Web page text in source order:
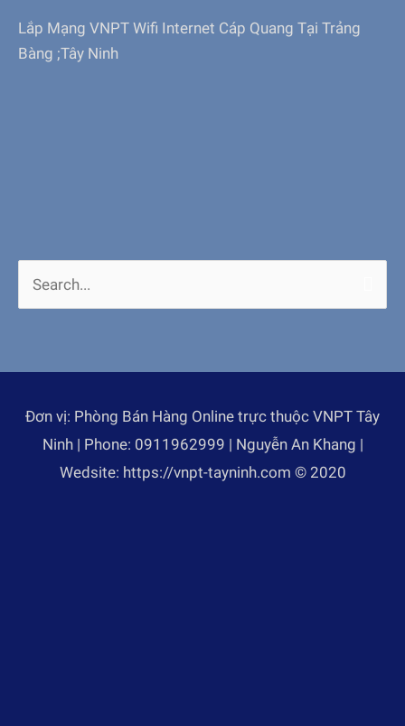
Lắp Mạng VNPT Wifi Internet Cáp Quang Tại Trảng
Bàng ;Tây Ninh
Search
for:
Đơn vị: Phòng Bán Hàng Online trực thuộc VNPT Tây
Ninh | Phone: 0911962999 | Nguyễn An Khang |
Wedsite: https://vnpt-tayninh.com © 2020